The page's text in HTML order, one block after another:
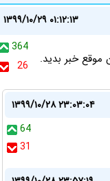
۱۳۹۹/۱۰/۲۹ ۰۱:۱۲:۱۳
364
26
موقع خبر بدید.
۱۳۹۹/۱۰/۲۸ ۲۳:۰۳:۰۴
64
31